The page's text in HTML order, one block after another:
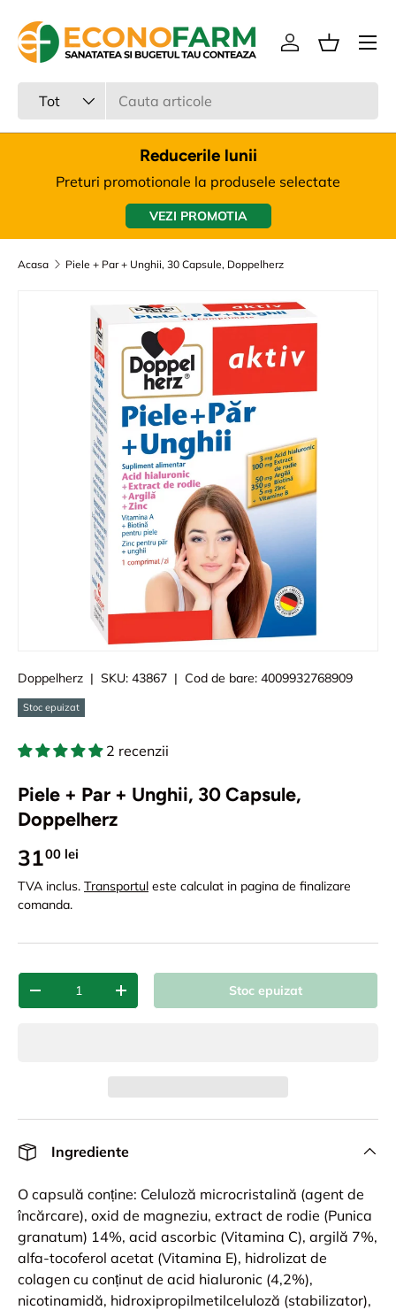
Sari la continut
Tot
Intra in cont
Cos
Meniu
Reducerile lunii
Preturi promotionale la produsele selectate
VEZI PROMOTIA
Acasa Piele + Par + Unghii, 30 Capsule, Doppelherz
Doppelherz | SKU: 43867 | Cod de bare: 4009932768909
Stoc epuizat
2 recenzii
Piele + Par + Unghii, 30 Capsule,
Doppelherz
3100 lei
TVA inclus. Transportul este calculat in pagina de finalizare
comanda.
Cant.
-
+ Stoc epuizat
Ingrediente
O capsulă conține: Celuloză microcristalină (agent de
încărcare), oxid de magneziu, extract de rodie (Punica
granatum) 14%, acid ascorbic (Vitamina C), argilă 7%,
alfa-tocoferol acetat (Vitamina E), hidrolizat de
colagen cu conținut de acid hialuronic (4,2%),
nicotinamidă, hidroxipropilmetilceluloză (stabilizator),